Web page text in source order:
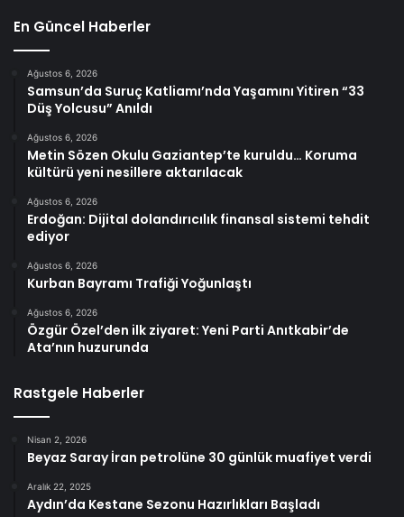
En Güncel Haberler
Ağustos 6, 2026
Samsun’da Suruç Katliamı’nda Yaşamını Yitiren “33
Düş Yolcusu” Anıldı
Ağustos 6, 2026
Metin Sözen Okulu Gaziantep’te kuruldu… Koruma
kültürü yeni nesillere aktarılacak
Ağustos 6, 2026
Erdoğan: Dijital dolandırıcılık finansal sistemi tehdit
ediyor
Ağustos 6, 2026
Kurban Bayramı Trafiği Yoğunlaştı
Ağustos 6, 2026
Özgür Özel’den ilk ziyaret: Yeni Parti Anıtkabir’de
Ata’nın huzurunda
Rastgele Haberler
Nisan 2, 2026
Beyaz Saray İran petrolüne 30 günlük muafiyet verdi
Aralık 22, 2025
Aydın’da Kestane Sezonu Hazırlıkları Başladı